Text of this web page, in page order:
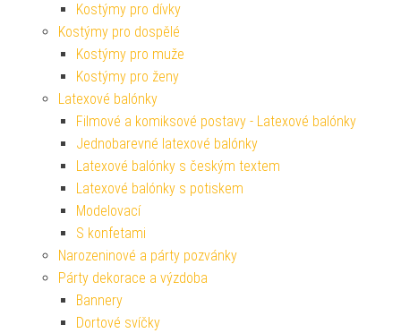
Kostýmy pro dívky
Kostýmy pro dospělé
Kostýmy pro muže
Kostýmy pro ženy
Latexové balónky
Filmové a komiksové postavy - Latexové balónky
Jednobarevné latexové balónky
Latexové balónky s českým textem
Latexové balónky s potiskem
Modelovací
S konfetami
Narozeninové a párty pozvánky
Párty dekorace a výzdoba
Bannery
Dortové svíčky